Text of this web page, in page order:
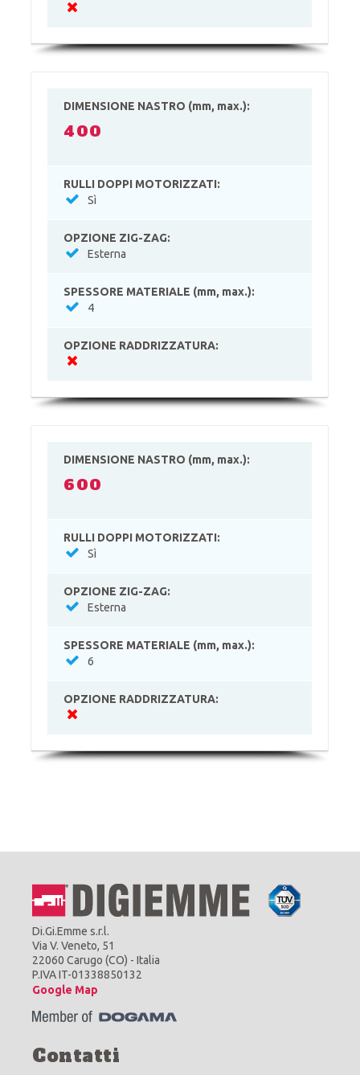
DIMENSIONE NASTRO (mm, max.):
400
RULLI DOPPI MOTORIZZATI:
Sì
OPZIONE ZIG-ZAG:
Esterna
SPESSORE MATERIALE (mm, max.):
4
OPZIONE RADDRIZZATURA:
DIMENSIONE NASTRO (mm, max.):
600
RULLI DOPPI MOTORIZZATI:
Sì
OPZIONE ZIG-ZAG:
Esterna
SPESSORE MATERIALE (mm, max.):
6
OPZIONE RADDRIZZATURA:
Di.Gi.Emme s.r.l.
Via V. Veneto, 51
22060 Carugo (CO) - Italia
P.IVA IT-01338850132
Google Map
Contatti